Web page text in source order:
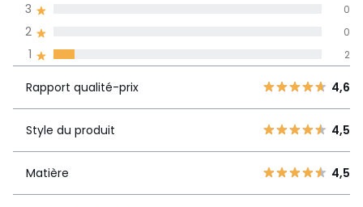
1
3
4,6
produit
Matière
4,5
1 2
2 0
3 0
Rapport qualité-prix 4,6
Style du produit 4,5
Matière 4,5